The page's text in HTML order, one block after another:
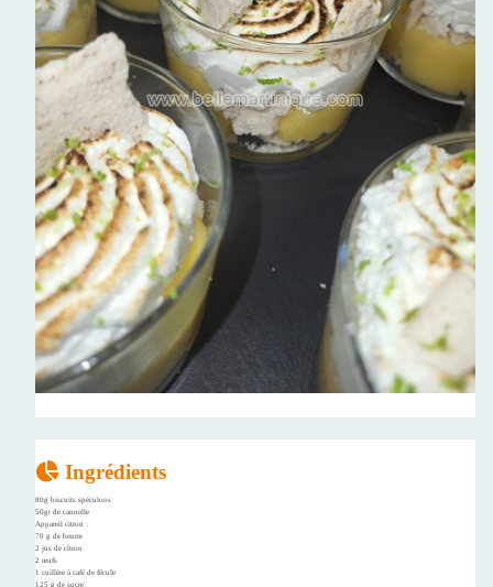
Ingrédients
80g biscuits spéculoos
50gr de cannelle
Appareil citron :
70 g de beurre
2 jus de citron
2 œufs
1 cuillère à café de fécule
125 g de sucre